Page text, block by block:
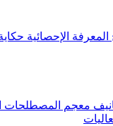
المعرفة الإحصائية
معجم المصطلحات